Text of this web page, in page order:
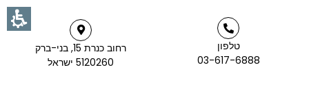
טלפון
03-617-6888
רחוב כנרת 15, בני-ברק
5120260 ישראל